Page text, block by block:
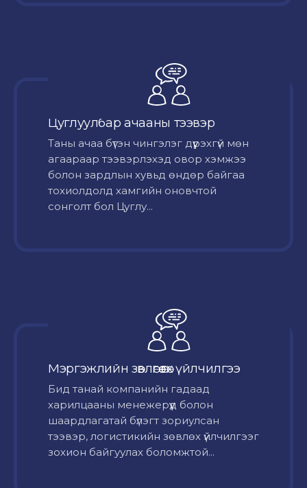
Цуглуулбар ачааны тээвэр
Таны ачаа бүтэн чингэлэг дүүрэхгүй мөн
агаараар тээвэрлэхэд овор хэмжээ
болон зардлын хувьд өндөр байгаа
тохиолдолд хамгийн оновчтой
сонголт бол Цуглу...
Мэргэжлийн зөвлөгөө өгөх үйлчилгээ
Бид танай компанийн гадаад
харилцааны менежерүүд болон
шаардлагатай бүлэгт зориулсан
тээвэр, логистикийн зөвлөх үйлчилгээг
зохион байгуулах боломжтой...